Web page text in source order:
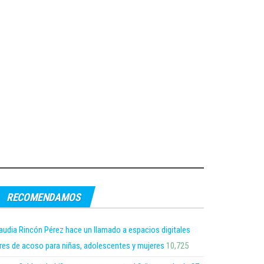
RECOMENDAMOS
Rincón Pérez hace un llamado a espacios digitales
de acoso para niñas, adolescentes y mujeres 10,725